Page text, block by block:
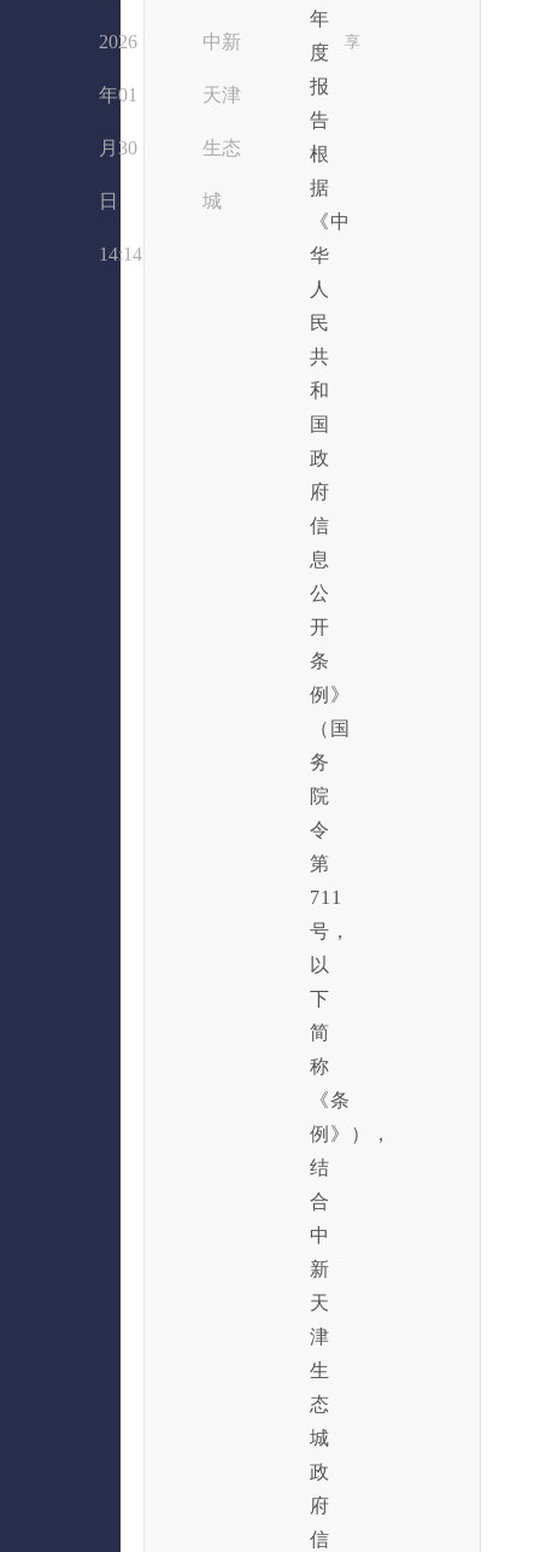
2026
年01
月30
日
14:14
中新
天津
生态
城
享
年
度
报
告
根
据
《中
华
人
民
共
和
国
政
府
信
息
公
开
条
例》
（国
务
院
令
第
711
号，
以
下
简
称
《条
例》），
结
合
中
新
天
津
生
态
城
政
府
信